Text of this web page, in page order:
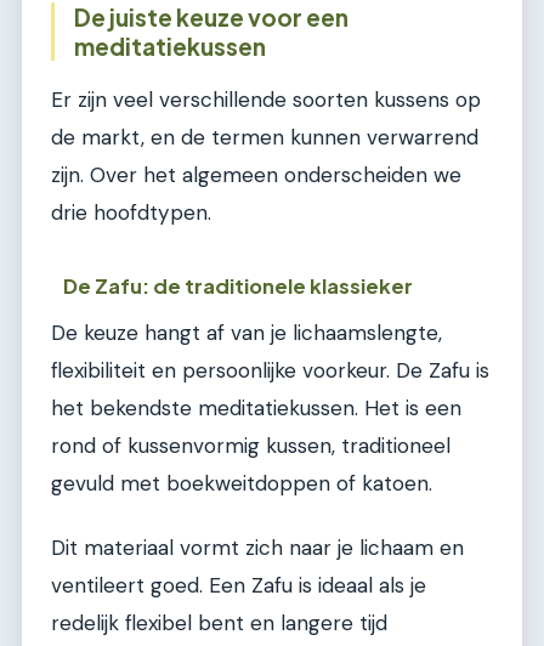
De juiste keuze voor een
meditatiekussen
Er zijn veel verschillende soorten kussens op
de markt, en de termen kunnen verwarrend
zijn. Over het algemeen onderscheiden we
drie hoofdtypen.
De Zafu: de traditionele klassieker
De keuze hangt af van je lichaamslengte,
flexibiliteit en persoonlijke voorkeur. De Zafu is
het bekendste meditatiekussen. Het is een
rond of kussenvormig kussen, traditioneel
gevuld met boekweitdoppen of katoen.
Dit materiaal vormt zich naar je lichaam en
ventileert goed. Een Zafu is ideaal als je
redelijk flexibel bent en langere tijd